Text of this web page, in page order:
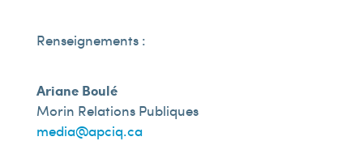
Renseignements :
Ariane Boulé
Morin Relations Publiques
media@apciq.ca